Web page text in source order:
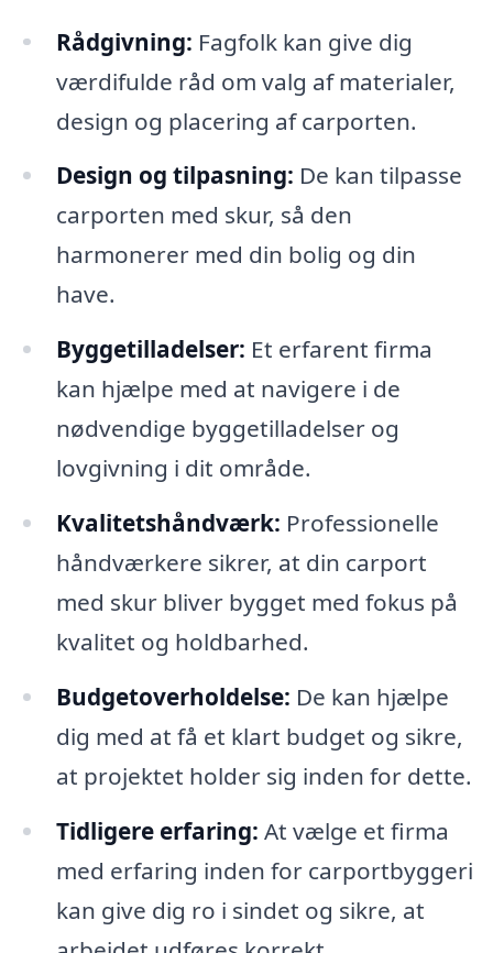
Rådgivning: Fagfolk kan give dig
værdifulde råd om valg af materialer,
design og placering af carporten.
Design og tilpasning: De kan tilpasse
carporten med skur, så den
harmonerer med din bolig og din
have.
Byggetilladelser: Et erfarent firma
kan hjælpe med at navigere i de
nødvendige byggetilladelser og
lovgivning i dit område.
Kvalitetshåndværk: Professionelle
håndværkere sikrer, at din carport
med skur bliver bygget med fokus på
kvalitet og holdbarhed.
Budgetoverholdelse: De kan hjælpe
dig med at få et klart budget og sikre,
at projektet holder sig inden for dette.
Tidligere erfaring: At vælge et firma
med erfaring inden for carportbyggeri
kan give dig ro i sindet og sikre, at